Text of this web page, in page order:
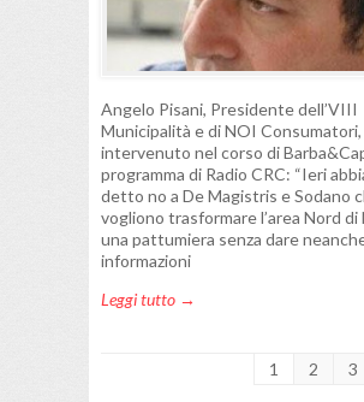
Angelo Pisani, Presidente dell’VIII
Municipalità e di NOI
intervenuto nel corso di
programma di Radio CRC: “Ieri
detto no a De Magistris e Sodano
vogliono trasformare l’area Nord di
una pattumiera senza dare
informazioni
Leggi tutto →
1 2 3